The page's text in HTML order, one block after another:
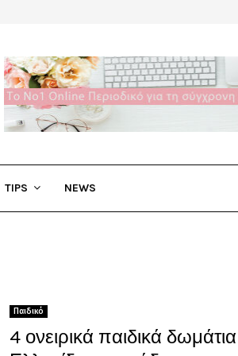
TIPS NEWS
Παιδικό
4 ονειρικά παιδικά